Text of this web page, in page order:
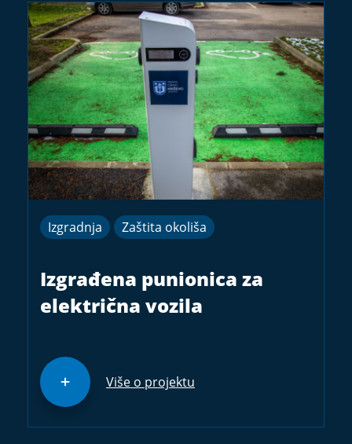
Izgradnja Zaštita okoliša
Izgrađena punionica za
električna vozila
Više o projektu